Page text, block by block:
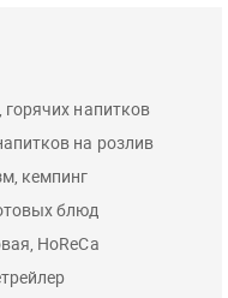
горячих напитков
на розлив
кемпинг
блюд
HoReCa